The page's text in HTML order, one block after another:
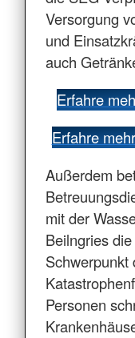
Versorgung
und
auch
Erfahre
Erfahre
Außerdem
mit der
Beilngries
Schwerpunkt
Personen